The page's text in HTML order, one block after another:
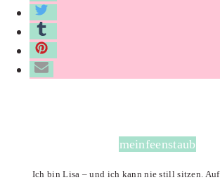
meinfeenstaub
Ich bin Lisa – und ich kann nie still sitzen. Auf